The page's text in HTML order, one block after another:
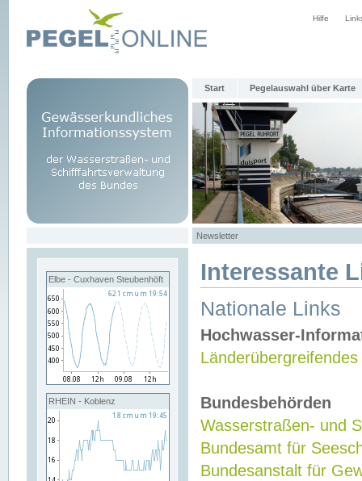
Hilfe
Start Pegelauswahl über Karte
Newsletter
Elbe - Cuxhaven Steubenhöft
RHEIN - Koblenz
Interessante
Nationale Links
Hochwasser-
Bundesbehörden
Wasserstraßen- und
Bundesamt für
Bundesanstalt für